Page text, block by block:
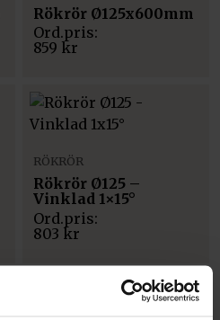
Rökrör Ø125x600mm
859 kr
RÖKRÖR
Rökrör Ø125 –
Vinklad 1×15°
803 kr